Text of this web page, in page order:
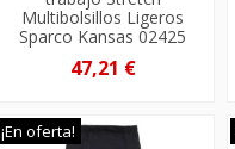
Multibolsillos Ligeros
Sparco Kansas 02425
47,21 €
¡En oferta!